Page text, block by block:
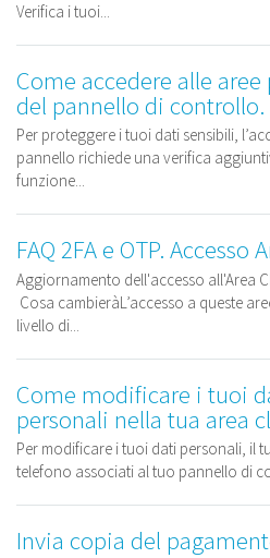
Verifica i tuoi...
Come accedere alle
del pannello di controllo.
Per proteggere i tuoi dati sensibili,
pannello richiede una verifica
funzione...
FAQ 2FA e OTP. Accesso
Aggiornamento dell'accesso all'Area
Cosa cambieràL’accesso a queste
livello di...
Come modificare i tuoi
personali nella tua area
Per modificare i tuoi dati personali, il
telefono associati al tuo pannello di
Invia copia del